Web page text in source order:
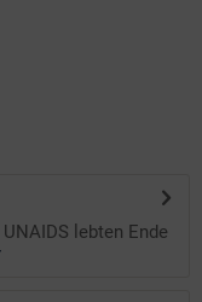
lebten Ende